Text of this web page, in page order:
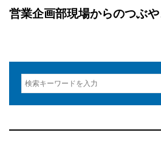
営業企画部現場からのつぶや